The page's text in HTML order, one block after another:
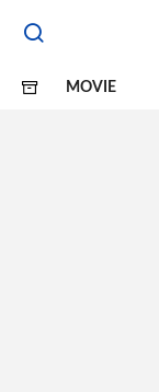
MOVIE